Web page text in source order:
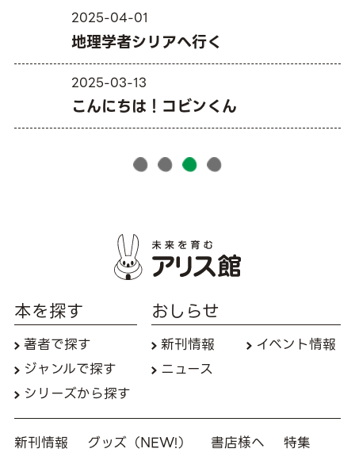
2025-04-01
地理学者シリアへ行く
2025-03-13
こんにちは！コビンくん
本を探す
著者で探す
ジャンルで探す
シリーズから探す
おしらせ
新刊情報
イベント情報
ニュース
新刊情報 グッズ（NEW!） 書店様へ
特集